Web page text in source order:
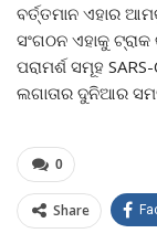
ବର୍ତ୍ତମାନ ଏହାର
ସଂଗଠନ ଏହାକୁ
ପରାମର୍ଶ ସମୂହ
ଲଗାତାର ଦୁନିଆର
0
Share